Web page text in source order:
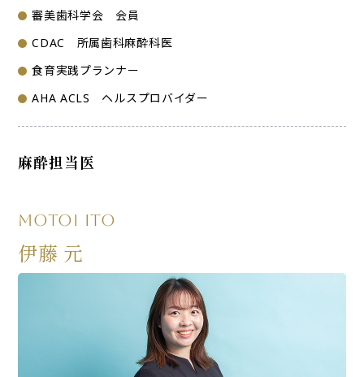
審美歯科学会 会員
CDAC 所属歯科麻酔科医
食育実践プランナー
AHA ACLS ヘルスプロバイダー
麻酔担当医
Motoi Ito
伊藤 元